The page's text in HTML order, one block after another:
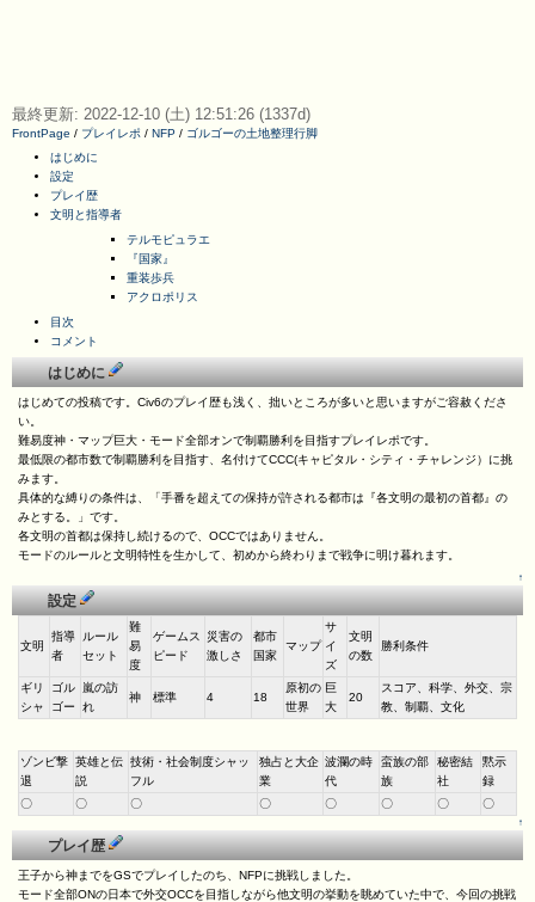
最終更新: 2022-12-10 (土) 12:51:26 (1337d)
FrontPage / プレイレポ / NFP / ゴルゴーの土地整理行脚
はじめに
設定
プレイ歴
文明と指導者
テルモピュラエ
『国家』
重装歩兵
アクロポリス
目次
コメント
はじめに
はじめての投稿です。Civ6のプレイ歴も浅く、拙いところが多いと思いますがご容赦くださ
い。
難易度神・マップ巨大・モード全部オンで制覇勝利を目指すプレイレポです。
最低限の都市数で制覇勝利を目指す、名付けてCCC(キャピタル・シティ・チャレンジ）に挑
みます。
具体的な縛りの条件は、「手番を超えての保持が許される都市は『各文明の最初の首都』の
みとする。」です。
各文明の首都は保持し続けるので、OCCではありません。
モードのルールと文明特性を生かして、初めから終わりまで戦争に明け暮れます。
↑
設定
文明
指導
者
ルール
セット
難
易
度
ゲームス
ピード
災害の
激しさ
都市
国家
マップ
サ
イ
ズ
文明
の数
勝利条件
ギリ
シャ
ゴル
ゴー
嵐の訪
れ
神 標準 4 18
原初の
世界
巨
大
20
スコア、科学、外交、宗
教、制覇、文化
ゾンビ撃
退
英雄と伝
説
技術・社会制度シャッ
フル
独占と大企
業
波瀾の時
代
蛮族の部
族
秘密結
社
黙示
録
〇
〇 〇 〇 〇 〇 〇 〇
↑
プレイ歴
王子から神までをGSでプレイしたのち、NFPに挑戦しました。
モード全部ONの日本で外交OCCを目指しながら他文明の挙動を眺めていた中で、今回の挑戦